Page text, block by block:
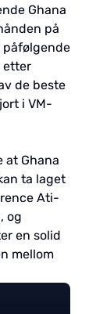
Ghana
på
påfølgende
etter
de beste
i VM-
at Ghana
ta laget
Ati-
og
en solid
mellom